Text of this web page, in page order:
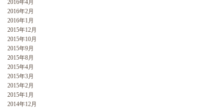
2016年4月
2016年2月
2016年1月
2015年12月
2015年10月
2015年9月
2015年8月
2015年4月
2015年3月
2015年2月
2015年1月
2014年12月